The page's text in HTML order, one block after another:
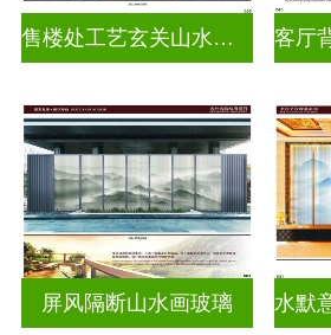
售楼处工艺玄关山水画玻璃
屏风隔断山水画玻璃